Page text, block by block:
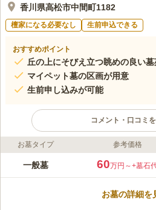
香川県高松市中間町1182
檀家になる必要なし 生前申込できる
おすすめポイント
丘の上にそびえ立つ眺めの良い墓
マイペット墓の区画が用意
生前申し込みが可能
コメント・口コミ
ライフドット編集部のコメント
緩やかな傾斜につくられた、見
場も完備されており、自分の区
お墓タイプ 参考価格
一般墓 60万円～+墓石
お墓の詳細を